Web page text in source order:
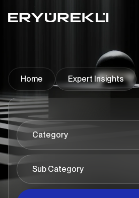
Home Expert Insights